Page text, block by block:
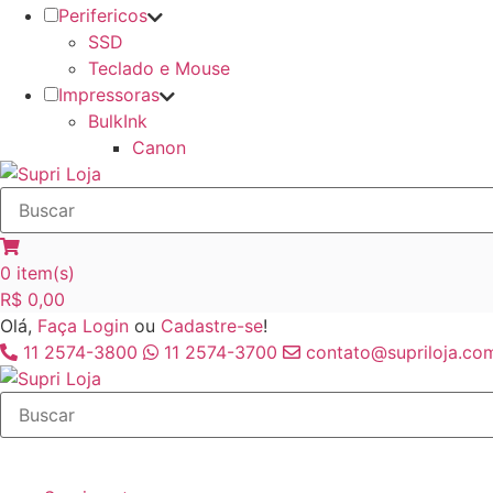
Perifericos
SSD
Teclado e Mouse
Impressoras
BulkInk
Canon
0 item(s)
R$ 0,00
Olá, Faça Login ou Cadastre-se!
11 2574-3800
11 2574-3700